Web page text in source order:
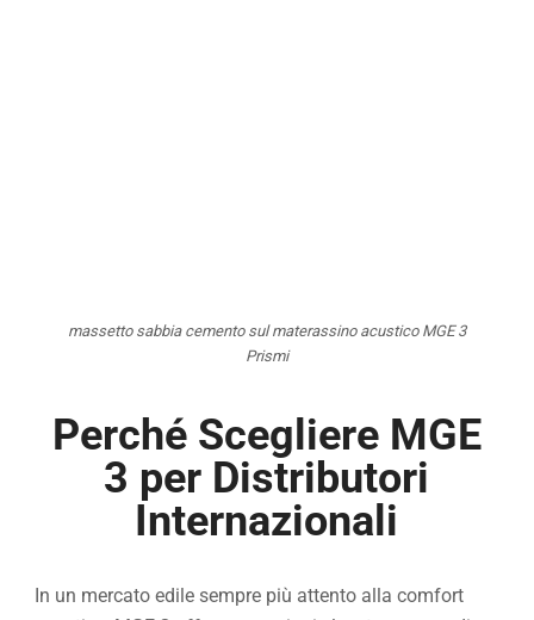
massetto sabbia cemento sul materassino acustico MGE 3
Prismi
Perché Scegliere MGE
3 per Distributori
Internazionali
In un mercato edile sempre più attento alla comfort